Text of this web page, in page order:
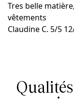
Tres belle
vêtements
Claudine C. 5/5